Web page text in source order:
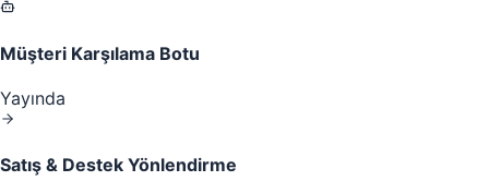
Müşteri Karşılama Botu
Yayında
Satış & Destek Yönlendirme